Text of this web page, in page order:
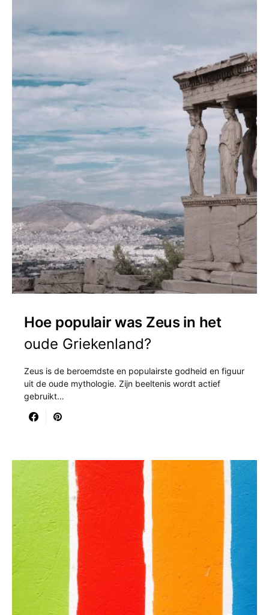
Hoe populair was Zeus in het
oude Griekenland?
Zeus is de beroemdste en populairste godheid en figuur
uit de oude mythologie. Zijn beeltenis wordt actief
gebruikt…